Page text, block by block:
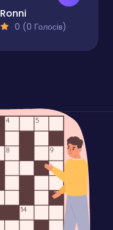
Ronni
0 (0 Голосів)